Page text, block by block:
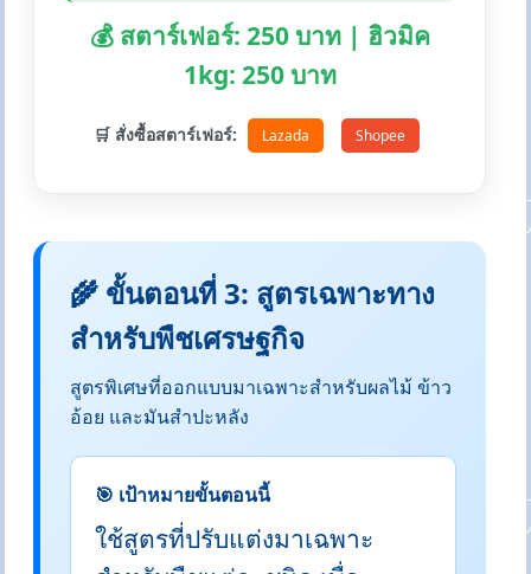
💰 สตาร์เฟอร์: 250 บาท | ฮิวมิค
1kg: 250 บาท
🛒 สั่งซื้อสตาร์เฟอร์: Lazada Shopee
🌾 ขั้นตอนที่ 3: สูตรเฉพาะทาง
สำหรับพืชเศรษฐกิจ
สูตรพิเศษที่ออกแบบมาเฉพาะสำหรับผลไม้ ข้าว
อ้อย และมันสำปะหลัง
🎯 เป้าหมายขั้นตอนนี้
ใช้สูตรที่ปรับแต่งมาเฉพาะ